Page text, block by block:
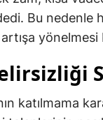
Bu nedenle
yönelmesi
katılmama